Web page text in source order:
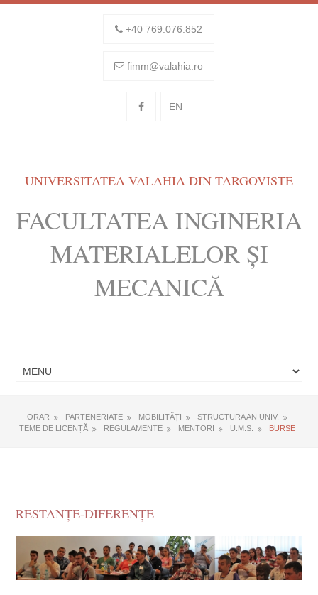
+40 769.076.852
fimm@valahia.ro
EN
UNIVERSITATEA VALAHIA DIN TARGOVISTE
FACULTATEA INGINERIA
MATERIALELOR ȘI
MECANICĂ
ORAR PARTENERIATE MOBILITĂȚI
STRUCTURA AN UNIV.
TEME DE LICENȚĂ
REGULAMENTE MENTORI U.M.S. BURSE
RESTANȚE-DIFERENȚE